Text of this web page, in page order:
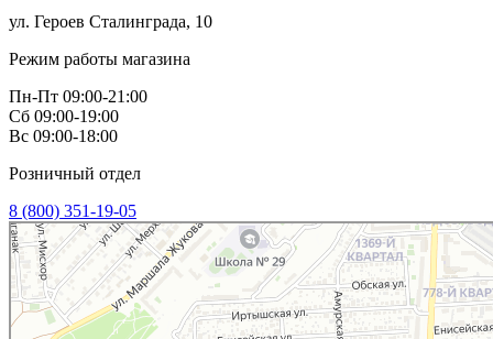
ул. Героев Сталинграда, 10
Режим работы магазина
Пн-Пт 09:00-21:00
Сб 09:00-19:00
Вс 09:00-18:00
Розничный отдел
8 (800) 351-19-05